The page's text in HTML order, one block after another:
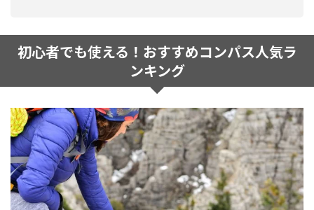
初心者でも使える！おすすめコンパス人気ラ
ンキング